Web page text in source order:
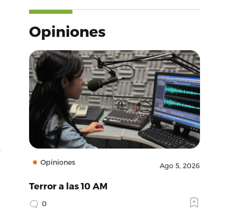
Opiniones
Opiniones Ago 5, 2026
Terror a las 10 AM
0